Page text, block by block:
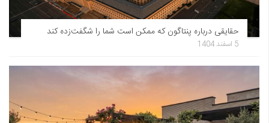
حقایقی درباره پنتاگون که ممکن است شما را شگفت‌زده کند
5 اسفند 1404